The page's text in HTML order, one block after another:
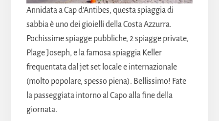
Annidata a Cap d'Antibes, questa spiaggia di
sabbia è uno dei gioielli della Costa Azzurra.
Pochissime spiagge pubbliche, 2 spiagge private,
Plage Joseph, e la famosa spiaggia Keller
frequentata dal jet set locale e internazionale
(molto popolare, spesso piena). Bellissimo! Fate
la passeggiata intorno al Capo alla fine della
giornata.